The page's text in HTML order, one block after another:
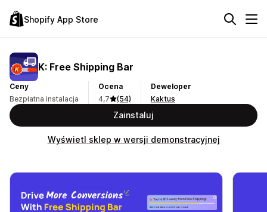
Shopify App Store
K: Free Shipping Bar
Ceny
Bezpłatna instalacja
Ocena
4,7
(54)
Deweloper
Kaktus
Zainstaluj
Wyświetl sklep w wersji demonstracyjnej